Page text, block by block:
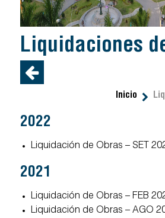
liquidaciones
Inicio
2022
Liquidación de Obras – SET
2021
Liquidación de Obras – FEB
Liquidación de Obras – AGO